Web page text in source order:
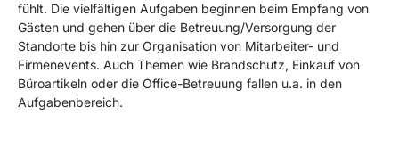
fühlt. Die vielfältigen Aufgaben beginnen beim Empfang von
Gästen und gehen über die Betreuung/Versorgung der
Standorte bis hin zur Organisation von Mitarbeiter- und
Firmenevents. Auch Themen wie Brandschutz, Einkauf von
Büroartikeln oder die Office-Betreuung fallen u.a. in den
Aufgabenbereich.